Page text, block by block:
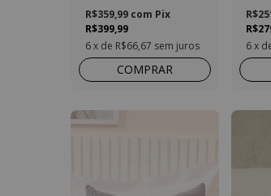
R$399,99
R$359,99 com Pix
6x de R$66,67 sem juros
COMPRAR
6 x